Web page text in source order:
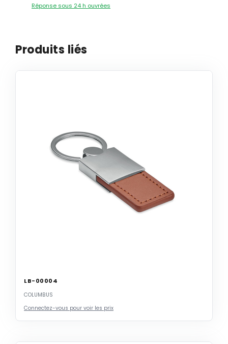
Réponse sous 24 h ouvrées
Produits liés
LB-00004
COLUMBUS
Connectez-vous pour voir les prix